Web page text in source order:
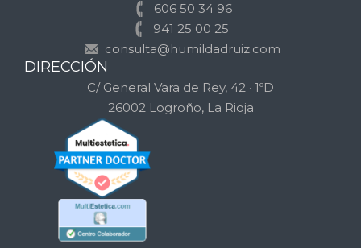
606 50 34 96
941 25 00 25
consulta@humildadruiz.com
DIRECCIÓN
C/ General Vara de Rey, 42 · 1ºD
26002 Logroño, La Rioja